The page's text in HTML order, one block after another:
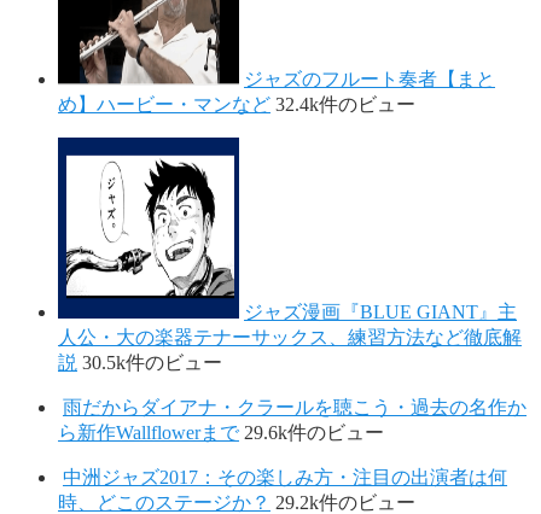
ジャズのフルート奏者【まと
め】ハービー・マンなど 32.4k件のビュー
ジャズ漫画『BLUE GIANT』主
人公・大の楽器テナーサックス、練習方法など徹底解
説 30.5k件のビュー
雨だからダイアナ・クラールを聴こう・過去の名作か
ら新作Wallflowerまで 29.6k件のビュー
中洲ジャズ2017：その楽しみ方・注目の出演者は何
時、どこのステージか？ 29.2k件のビュー